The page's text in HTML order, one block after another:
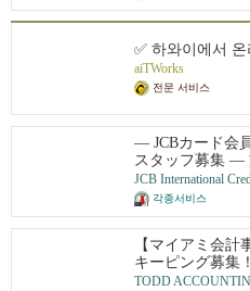
✅ 하와이에서
aiTWorks
전문 서비스
― JCBカード会
スタッフ募集 ―
ホスピタリティ
JCB International
각종서비스
【マイアミ会
キーピング募集
り！他州からの
TODD